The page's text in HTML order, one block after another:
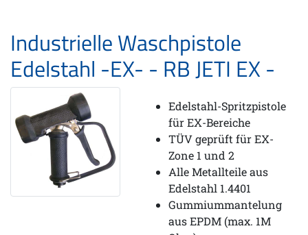
Industrielle Waschpistole
Edelstahl -EX- - RB JETI EX -
Edelstahl-Spritzpistole
für EX-Bereiche
TÜV geprüft für EX-
Zone 1 und 2
Alle Metallteile aus
Edelstahl 1.4401
Gummiummantelung
aus EPDM (max. 1M